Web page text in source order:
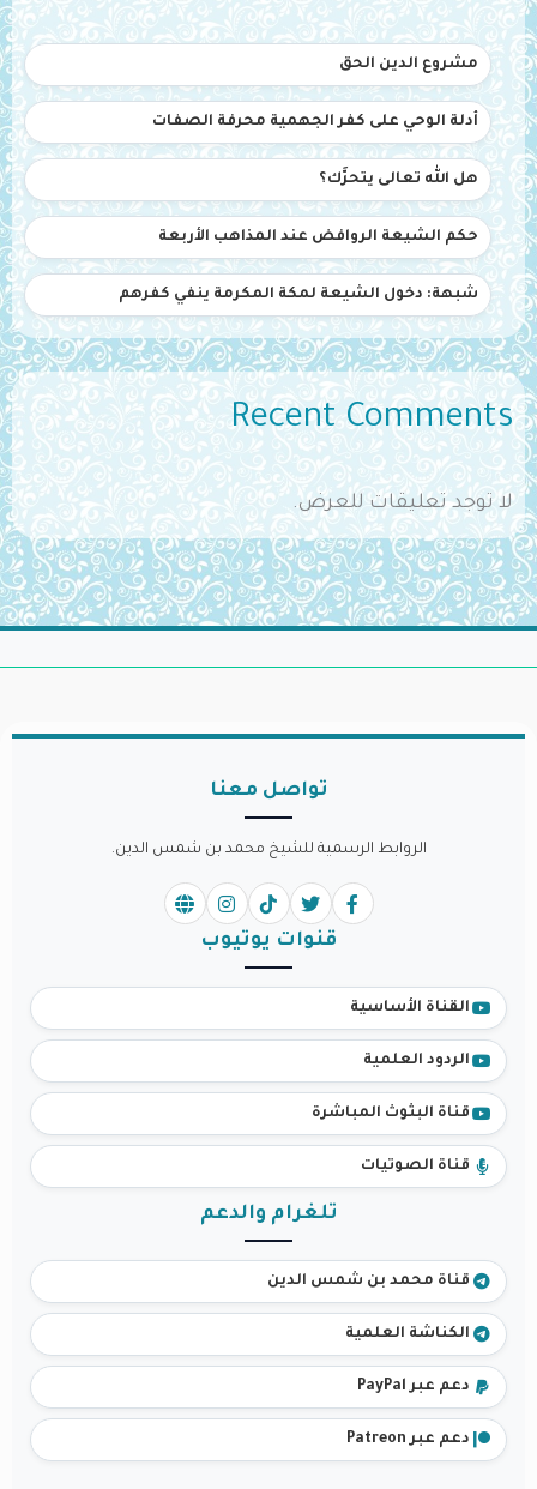
مشروع الدين الحق
أدلة الوحي على كفر الجهمية محرفة الصفات
هل الله تعالى يتحرَّك؟
حكم الشيعة الروافض عند المذاهب الأربعة
شبهة: دخول الشيعة لمكة المكرمة ينفي كفرهم
Recent Comments
لا توجد تعليقات للعرض.
تواصل معنا
الروابط الرسمية للشيخ محمد بن شمس الدين.
قنوات يوتيوب
القناة الأساسية
الردود العلمية
قناة البثوث المباشرة
قناة الصوتيات
تلغرام والدعم
قناة محمد بن شمس الدين
الكناشة العلمية
دعم عبر PayPal
دعم عبر Patreon